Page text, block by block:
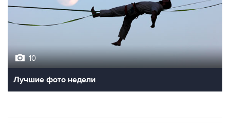
10
Лучшие фото недели